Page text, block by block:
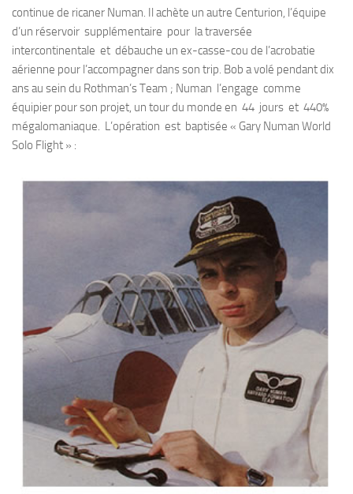
continue de ricaner Numan. Il achète un autre Centurion, l’équipe
d’un réservoir supplémentaire pour la traversée
intercontinentale et débauche un ex-casse-cou de l’acrobatie
aérienne pour l’accompagner dans son trip. Bob a volé pendant dix
ans au sein du Rothman’s Team ; Numan l’engage comme
équipier pour son projet, un tour du monde en 44 jours et 440%
mégalomaniaque. L’opération est baptisée « Gary Numan World
Solo Flight » :